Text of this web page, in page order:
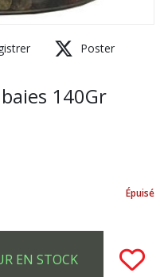
Poster
140Gr
Épuisé
EN STOCK